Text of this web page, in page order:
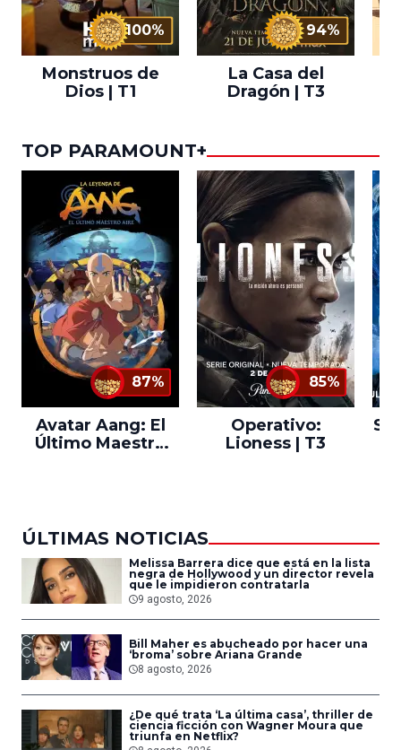
100%
Monstruos de
Dios | T1
94%
La Casa del
Dragón | T3
TOP PARAMOUNT+
87%
Avatar Aang: El
Último Maestro
85%
Operativo:
Lioness | T3
ÚLTIMAS NOTICIAS
Melissa Barrera dice que está en la lista
negra de Hollywood y un director revela
que le impidieron contratarla
9 agosto, 2026
Bill Maher es abucheado por hacer una
‘broma’ sobre Ariana Grande
8 agosto, 2026
¿De qué trata ‘La última casa’, thriller de
ciencia ficción con Wagner Moura que
triunfa en Netflix?